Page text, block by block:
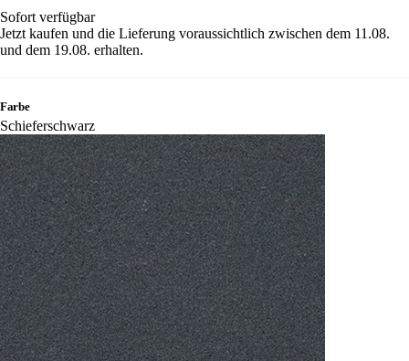
Sofort verfügbar
Jetzt kaufen und die Lieferung voraussichtlich zwischen dem 11.08.
und dem 19.08. erhalten.
Farbe
Schieferschwarz